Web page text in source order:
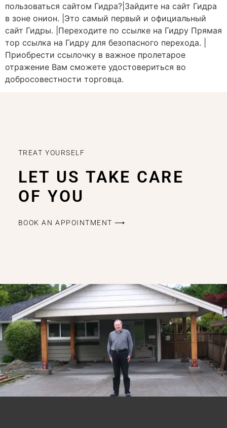
пользоваться сайтом Гидра?|Зайдите на сайт Гидра
в зоне онион. |Это самый первый и официальный
сайт Гидры. |Переходите по ссылке на Гидру Прямая
тор ссылка на Гидру для безопасного перехода. |
Приобрести ссылочку в важное пролетарое
отражение Вам сможете удостовериться во
добросовестности торговца.
TREAT YOURSELF
LET US TAKE CARE
OF YOU
BOOK AN APPOINTMENT ⟶